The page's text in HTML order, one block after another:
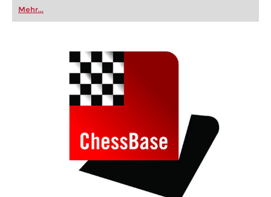
oder bereits auf Turnierniveau spielen: Mit
FRITZ trainieren Sie effizienter, intelligenter und
individueller als je zuvor.
Mehr...